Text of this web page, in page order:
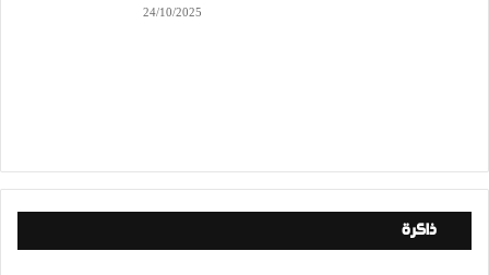
24/10/2025
ذاكرة